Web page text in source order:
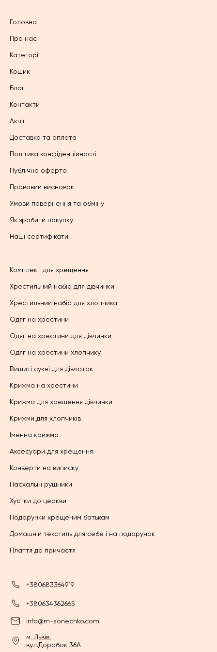
Головна
Про нас
Категорії
Кошик
Блог
Контакти
Акції
Доставка та оплата
Політика конфіденційності
Публічна оферта
Правовий висновок
Умови повернення та обміну
Як зробити покупку
Наші сертифікати
Комплект для хрещення
Хрестильний набір для дівчинки
Хрестильний набір для хлопчика
Одяг на хрестини
Одяг на хрестини для дівчинки
Одяг на хрестини хлопчику
Вишиті сукні для дівчаток
Крижма на хрестини
Крижма для хрещення дівчинки
Крижми для хлопчиків
Іменна крижма
Аксесуари для хрещення
Конверти на виписку
Пасхальні рушники
Хустки до церкви
Подарунки хрещеним батькам
Домашній текстиль для себе і на подарунок
Плаття до причастя
+380683364919
+380634362665
info@m-sonechko.com
м. Львів,
вул.Доробок 36А